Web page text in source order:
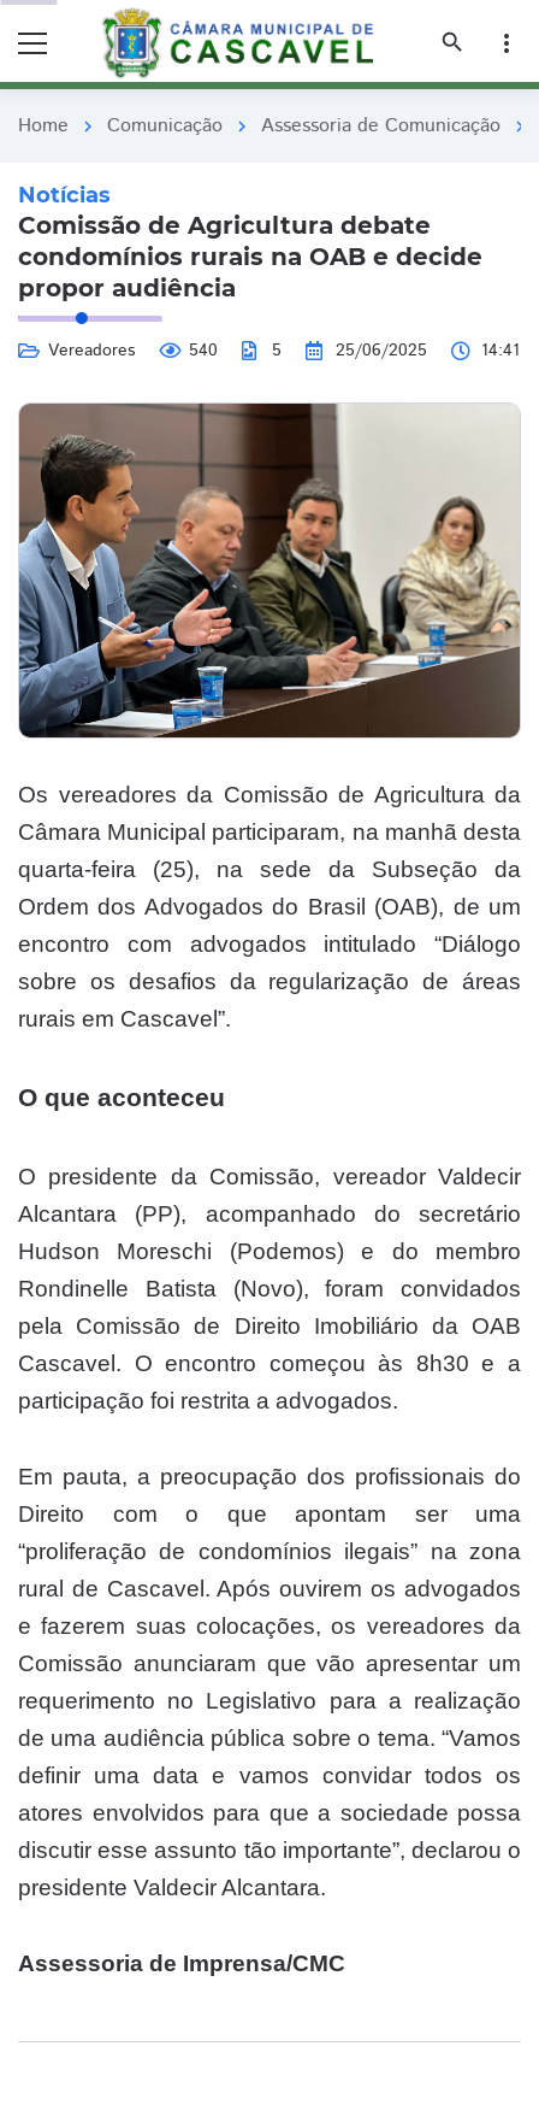
search
more_vert
Home chevron_right Comunicação chevron_right Assessoria de Comunicação chevron_right
Notícias
Comissão de Agricultura debate
condomínios rurais na OAB e decide
propor audiência
Vereadores 540 5 25/06/2025 14:41
Os vereadores da Comissão de Agricultura da
Câmara Municipal participaram, na manhã desta
quarta-feira (25), na sede da Subseção da
Ordem dos Advogados do Brasil (OAB), de um
encontro com advogados intitulado “Diálogo
sobre os desafios da regularização de áreas
rurais em Cascavel”.
O que aconteceu
O presidente da Comissão, vereador Valdecir
Alcantara (PP), acompanhado do secretário
Hudson Moreschi (Podemos) e do membro
Rondinelle Batista (Novo), foram convidados
pela Comissão de Direito Imobiliário da OAB
Cascavel. O encontro começou às 8h30 e a
participação foi restrita a advogados.
Em pauta, a preocupação dos profissionais do
Direito com o que apontam ser uma
“proliferação de condomínios ilegais” na zona
rural de Cascavel. Após ouvirem os advogados
e fazerem suas colocações, os vereadores da
Comissão anunciaram que vão apresentar um
requerimento no Legislativo para a realização
de uma audiência pública sobre o tema. “Vamos
definir uma data e vamos convidar todos os
atores envolvidos para que a sociedade possa
discutir esse assunto tão importante”, declarou o
presidente Valdecir Alcantara.
Assessoria de Imprensa/CMC